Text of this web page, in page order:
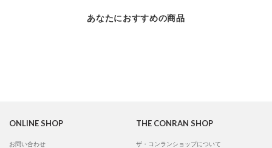
あなたにおすすめの商品
ONLINE SHOP
お問い合わせ
THE CONRAN SHOP
ザ・コンランショップについて